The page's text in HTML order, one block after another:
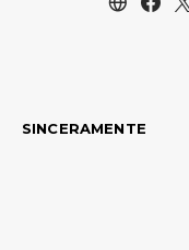
SINCERAMENTE